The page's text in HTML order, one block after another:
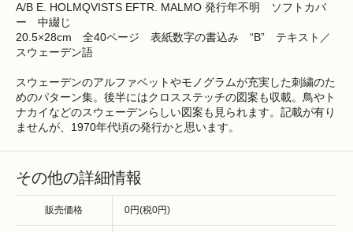
A/B E. HOLMQVISTS EFTR. MALMO 発行年不明 ソフトカバ
ー 中綴じ
20.5×28cm 全40ページ 表紙数字の書込み “B” テキスト／
スウェーデン語
スウェーデンのアルファベットやモノグラムが充実した刺繍のた
めのパターン集。後半にはクロスステッチの図案も収載。鳥やト
ナカイなどのスウェーデンらしい図案も見られます。記載が有り
ませんが、1970年代頃の発行かと思います。
その他の詳細情報
販売価格 0円(税0円)